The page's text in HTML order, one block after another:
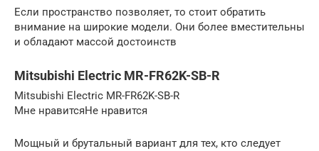
Если пространство позволяет, то стоит обратить
внимание на широкие модели. Они более вместительны
и обладают массой достоинств
Mitsubishi Electric MR-FR62K-SB-R
Mitsubishi Electric MR-FR62K-SB-R
Мне нравитсяНе нравится
Мощный и брутальный вариант для тех, кто следует